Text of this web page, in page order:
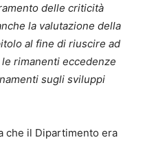
delle criticità
la valutazione della
al fine di riuscire ad
rimanenti eccedenze
sugli sviluppi
che il Dipartimento era